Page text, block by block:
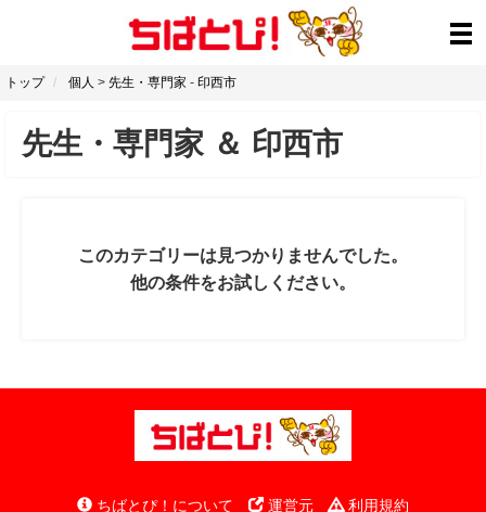
トップ 個人 > 先生・専門家 - 印西市
先生・専門家 ＆ 印西市
このカテゴリーは見つかりませんでした。
他の条件をお試しください。
ちばとぴ！について 運営元
利用規約